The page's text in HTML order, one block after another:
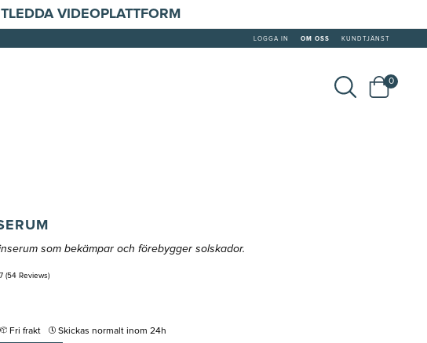
VIDEOPLATTFORM
LOGGA IN OM OSS KUNDTJÄNST
0
som bekämpar och förebygger solskador.
(54 Reviews)
Fri frakt Skickas normalt inom 24h